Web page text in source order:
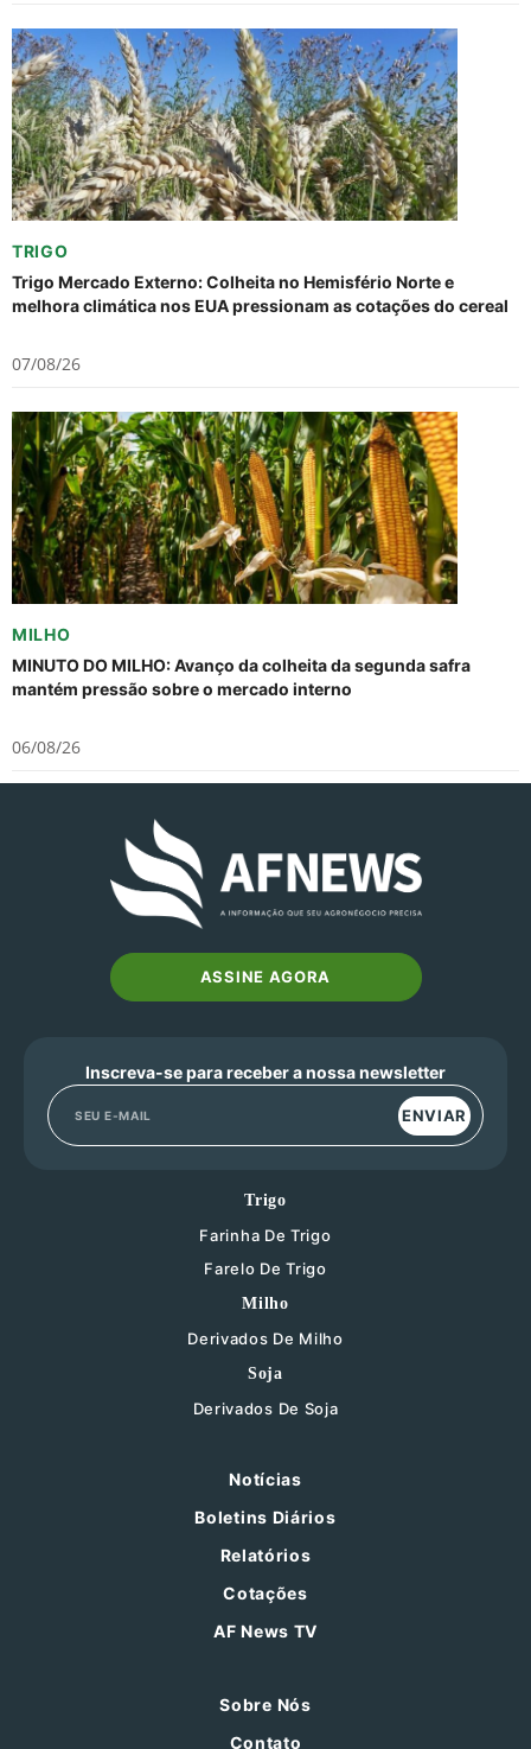
TRIGO
Trigo Mercado Externo: Colheita no Hemisfério Norte e
melhora climática nos EUA pressionam as cotações do cereal
07/08/26
MILHO
MINUTO DO MILHO: Avanço da colheita da segunda safra
mantém pressão sobre o mercado interno
06/08/26
ASSINE AGORA
Inscreva-se para receber a nossa newsletter
ENVIAR
Trigo
Farinha De Trigo
Farelo De Trigo
Milho
Derivados De Milho
Soja
Derivados De Soja
Notícias
Boletins Diários
Relatórios
Cotações
AF News TV
Sobre Nós
Contato